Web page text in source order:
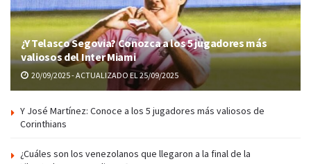
¿Y Telasco Segovia? Conozca a los 5 jugadores más
valiosos del Inter Miami
20/09/2025 - ACTUALIZADO EL 25/09/2025
Y José Martínez: Conoce a los 5 jugadores más valiosos de
Corinthians
¿Cuáles son los venezolanos que llegaron a la final de la